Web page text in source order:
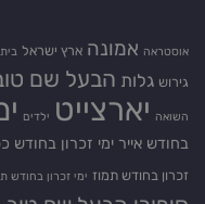
אוסטראה אמונה ארץ ישראל
גירוש גלות הבעל שם
השואה יארצייט ילדים
בחודש אייר ימי זכרון בחודש
זכרון בחודש תמוז ימי זכרון בחודש